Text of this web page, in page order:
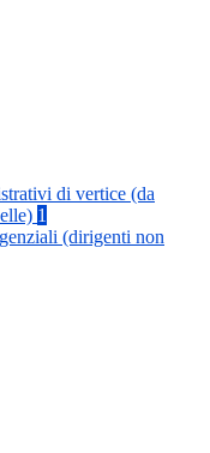
di vertice (da
1
(dirigenti non